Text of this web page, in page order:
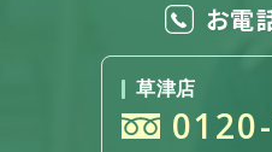
お電
草津店